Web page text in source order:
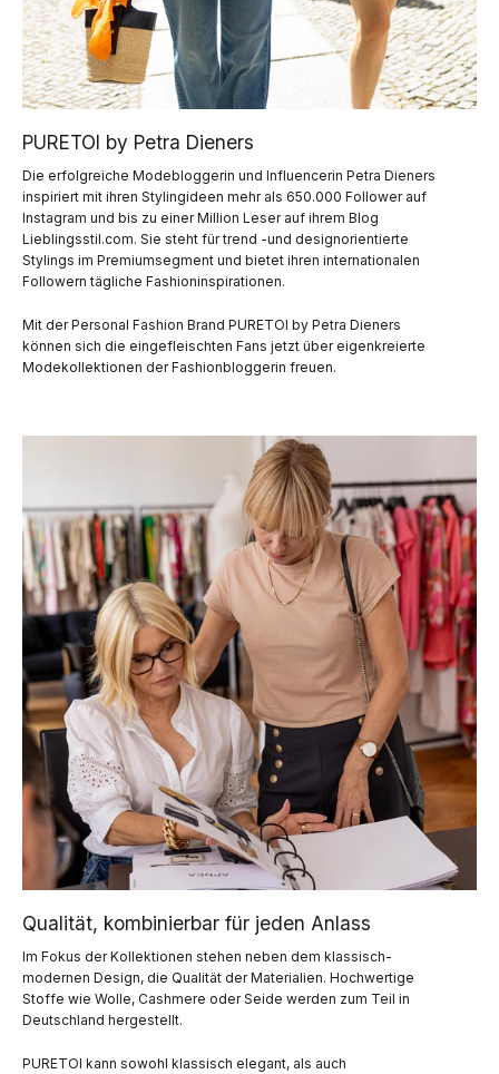
PURETOI by Petra Dieners
Die erfolgreiche Modebloggerin und Influencerin Petra Dieners
inspiriert mit ihren Stylingideen mehr als 650.000 Follower auf
Instagram und bis zu einer Million Leser auf ihrem Blog
Lieblingsstil.com. Sie steht für trend -und designorientierte
Stylings im Premiumsegment und bietet ihren internationalen
Followern tägliche Fashioninspirationen.
Mit der Personal Fashion Brand PURETOI by Petra Dieners
können sich die eingefleischten Fans jetzt über eigenkreierte
Modekollektionen der Fashionbloggerin freuen.
Qualität, kombinierbar für jeden Anlass
Im Fokus der Kollektionen stehen neben dem klassisch-
modernen Design, die Qualität der Materialien. Hochwertige
Stoffe wie Wolle, Cashmere oder Seide werden zum Teil in
Deutschland hergestellt.
PURETOI kann sowohl klassisch elegant, als auch